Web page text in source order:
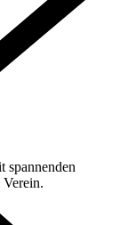
spannenden